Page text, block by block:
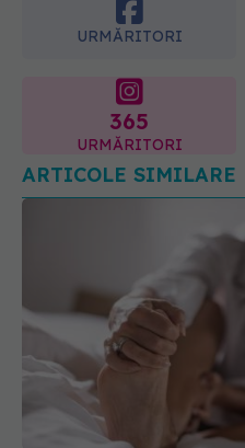
URMĂRITORI
365
URMĂRITORI
ARTICOLE SIMILARE